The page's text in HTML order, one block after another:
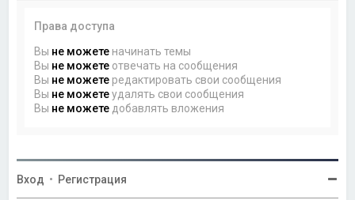
Права доступа
Вы не можете начинать темы
Вы не можете отвечать на сообщения
Вы не можете редактировать свои сообщения
Вы не можетеудалять свои сообщения
Вы не можете добавлять вложения
Вход • Регистрация